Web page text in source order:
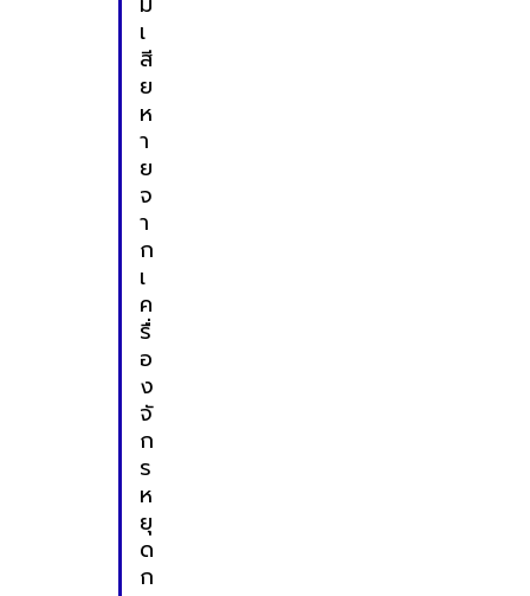
เ
สี
ย
ห
า
ย
จ
า
ก
เ
ค
รื่
อ
ง
จั
ก
ร
ห
ยุ
ด
ก